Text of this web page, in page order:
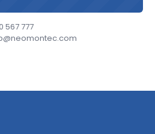
567 777